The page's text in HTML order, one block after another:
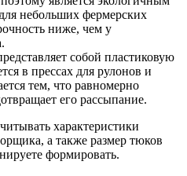
небольших фермерских
ниже, чем у
собой пластиковую
в прессах для рулонов и
тем, что равномерно
его рассыпание.
характеристики
а также размер тюков
формировать.